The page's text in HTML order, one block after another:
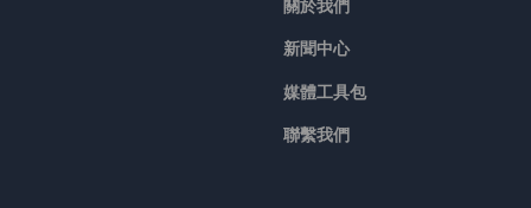
關於我們
新聞中心
媒體工具包
聯繫我們